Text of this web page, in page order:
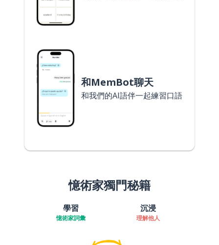
和MemBot聊天
和我們的AI語伴一起練習口語
憶術家獨門秘籍
學習
憶術家詞彙
沉浸
理解他人